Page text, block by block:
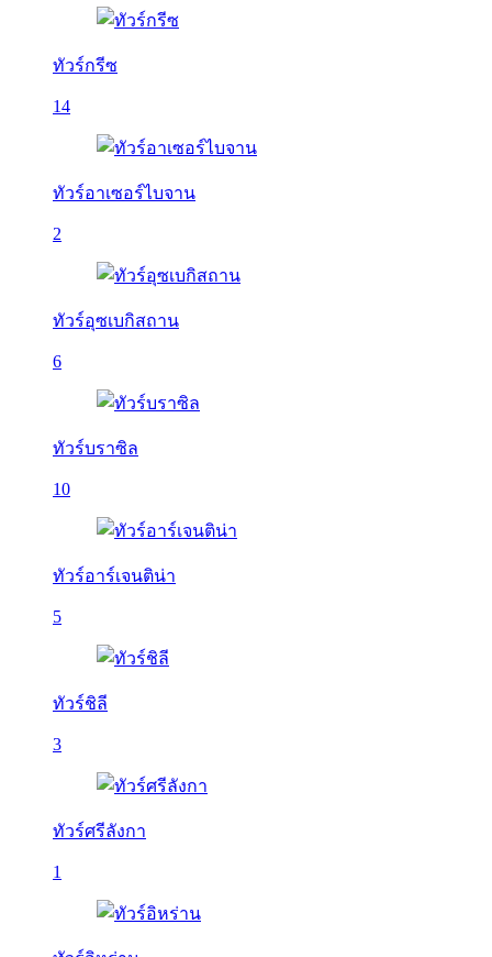
ทัวร์กรีซ
14
ทัวร์อาเซอร์ไบจาน
2
ทัวร์อุซเบกิสถาน
6
ทัวร์บราซิล
10
ทัวร์อาร์เจนติน่า
5
ทัวร์ชิลี
3
ทัวร์ศรีลังกา
1